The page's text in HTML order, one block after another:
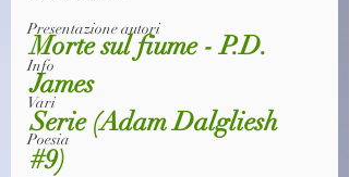
Presentazione autori
Info
Vari
Poesia
Morte sul fiume - P.D.
James
Serie (Adam Dalgliesh
#9)